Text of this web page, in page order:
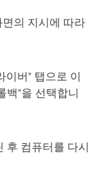
의 지시에 따라
버" 탭으로 이
백"을 선택합니
후 컴퓨터를 다시